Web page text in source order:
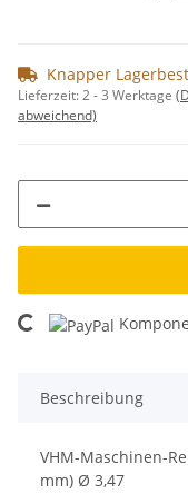
Knapper
Lieferzeit:2 - 3 Werktage
abweichend)
Loading...
Beschreibung
VHM-Maschinen-
mm) Ø 3,47